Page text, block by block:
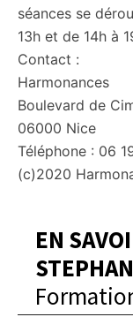
séances se
13h et de 14h à
Contact :
Harmonances
Boulevard de
06000 Nice
Téléphone : 06
(c)2020
EN